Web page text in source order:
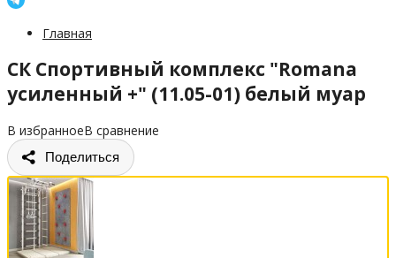
Главная
СК Спортивный комплекс "Romana
усиленный +" (11.05-01) белый муар
В избранноеВ сравнение
Поделиться